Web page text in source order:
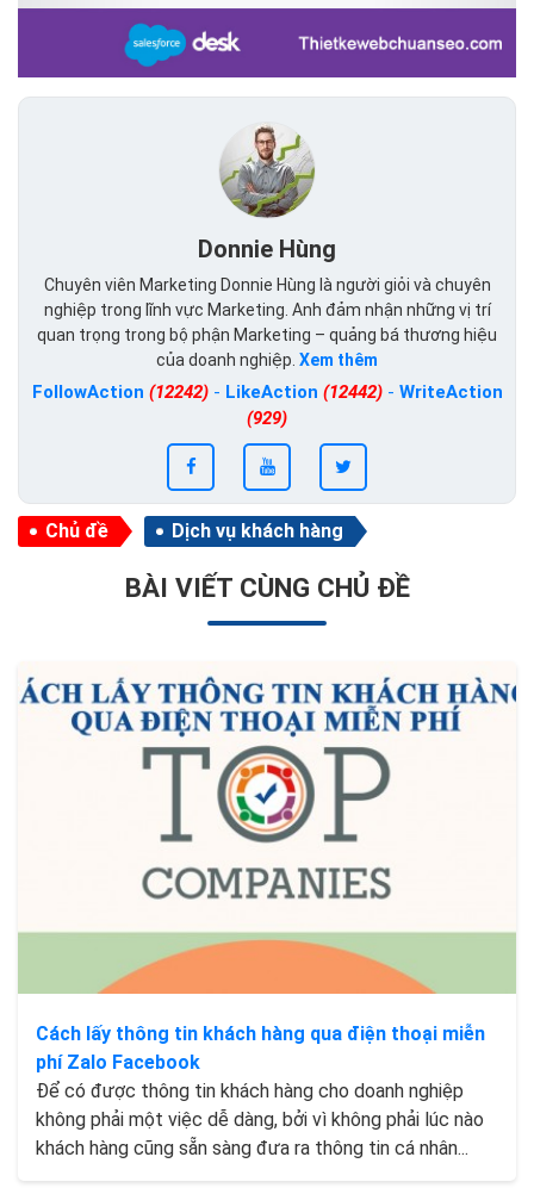
Donnie Hùng
Chuyên viên Marketing Donnie Hùng là người giỏi và chuyên
nghiệp trong lĩnh vực Marketing. Anh đảm nhận những vị trí
quan trọng trong bộ phận Marketing – quảng bá thương hiệu
của doanh nghiệp. Xem thêm
FollowAction (12242)- LikeAction (12442)- WriteAction
(929)
Chủ đề Dịch vụ khách hàng
BÀI VIẾT CÙNG CHỦ ĐỀ
Cách lấy thông tin khách hàng qua điện thoại miễn
phí Zalo Facebook
Để có được thông tin khách hàng cho doanh nghiệp
không phải một việc dễ dàng, bởi vì không phải lúc nào
khách hàng cũng sẵn sàng đưa ra thông tin cá nhân...